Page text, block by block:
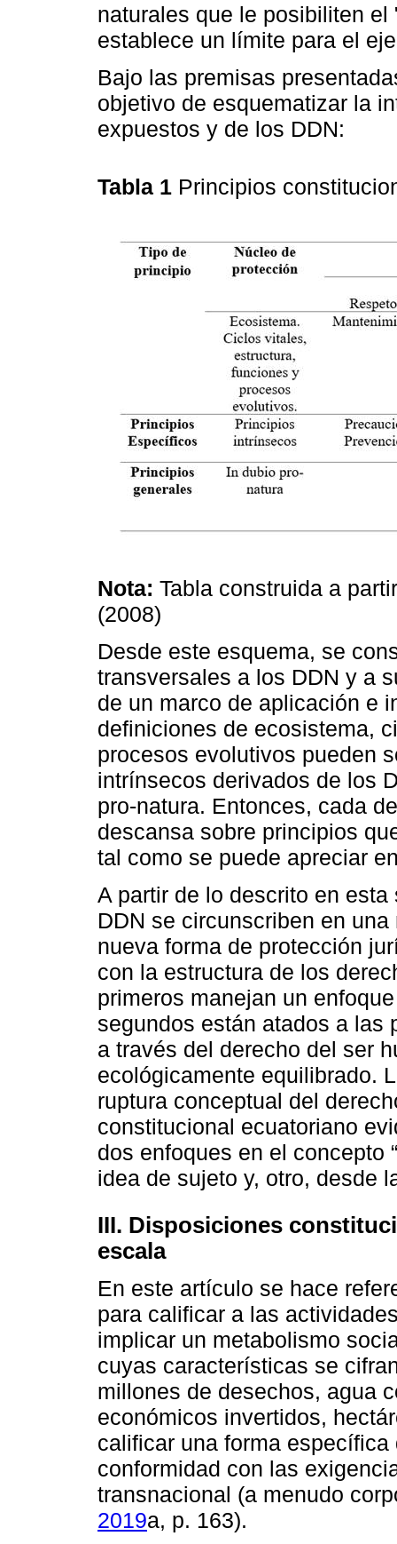
naturales que le posibiliten el
establece un límite para el
Bajo las premisas
objetivo de esquematizar la
expuestos y de los DDN:
Tabla 1 Principios
Nota: Tabla construida a
(2008)
Desde este esquema, se
transversales a los DDN y a
de un marco de aplicación e
definiciones de ecosistema,
procesos evolutivos pueden
intrínsecos derivados de los
pro-natura. Entonces, cada
descansa sobre principios
tal como se puede apreciar
A partir de lo descrito en
DDN se circunscriben en
nueva forma de protección
con la estructura de los
primeros manejan un
segundos están atados a las
a través del derecho del ser
ecológicamente equilibrado.
ruptura conceptual del
constitucional ecuatoriano
dos enfoques en el concepto
idea de sujeto y, otro, desde
III. Disposiciones
escala
En este artículo se hace
para calificar a las
implicar un metabolismo
cuyas características se
millones de desechos, agua
económicos invertidos,
calificar una forma
conformidad con las
transnacional (a menudo
2019a, p. 163).